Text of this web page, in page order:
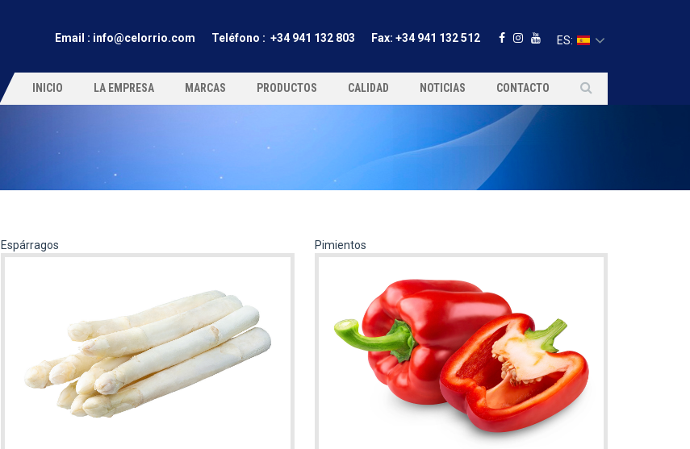
ES:
Email : info@celorrio.com Teléfono : +34 941 132 803 Fax: +34 941 132 512
INICIO LA EMPRESA MARCAS PRODUCTOS CALIDAD NOTICIAS CONTACTO
Espárragos Pimientos